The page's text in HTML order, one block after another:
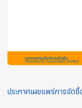
ประกาศเผยแพร่การจัด